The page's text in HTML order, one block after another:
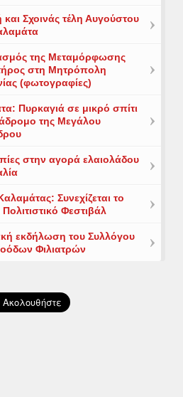
Σχοινάς τέλη Αυγούστου
της Μεταμόρφωσης
στη Μητρόπολη
(φωτογραφίες)
Πυρκαγιά σε μικρό σπίτι
της Μεγάλου
στην αγορά ελαιολάδου
Συνεχίζεται το
Πολιτιστικό Φεστιβάλ
εκδήλωση του Συλλόγου
Φιλιατρών